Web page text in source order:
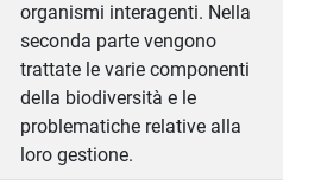
organismi interagenti. Nella
seconda parte vengono
trattate le varie componenti
della biodiversità e le
problematiche relative alla
loro gestione.